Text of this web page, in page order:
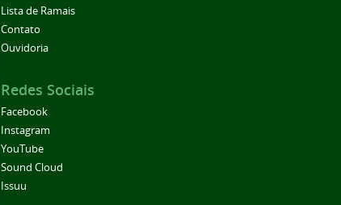
Lista de Ramais
Contato
Ouvidoria
Redes Sociais
Facebook
Instagram
YouTube
Sound Cloud
Issuu